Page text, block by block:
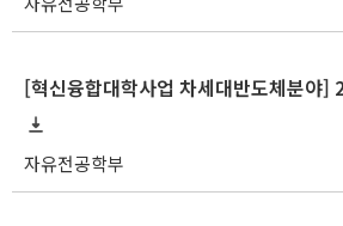
자유전공학부